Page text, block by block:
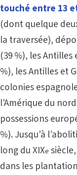
touché entre 13
(dont quelque
la traversée),
(39 %), les
%), les Antilles et
colonies
l’Amérique du
possessions
%). Jusqu’à
long du XIXe
dans les